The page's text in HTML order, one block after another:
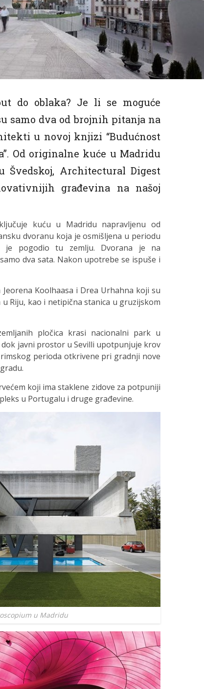
do oblaka? Je li se moguće
samo dva od brojnih pitanja na
u novoj knjizi “Budućnost
Od originalne kuće u Madridu
Švedskoj, Architectural Digest
građevina na našoj
kuću u Madridu napravljenu od
dvoranu koja je osmišljena u periodu
je pogodio tu zemlju. Dvorana je na
dva sata. Nakon upotrebe se ispuše i
Koolhaasa i Drea Urhahna koji su
Riju, kao i netipična stanica u gruzijskom
pločica krasi nacionalni park u
javni prostor u Sevilli upotpunjuje krov
perioda otkrivene pri gradnji nove
koji ima staklene zidove za potpuniji
u Portugalu i druge građevine.
u Madridu